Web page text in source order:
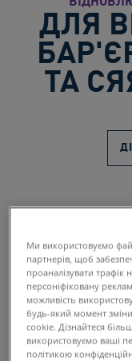
ДЛЯ
ТА
Ми використовуємо
партнерів, щоб
проаналізувати
персоніфіковану
можливість
будь-який момент
cookie. Дізнайтеся
використовуємо ваші
політикою